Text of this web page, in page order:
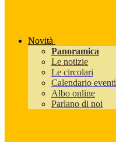
Novità
Panoramica
Le notizie
Le circolari
Calendario eventi
Albo online
Parlano di noi